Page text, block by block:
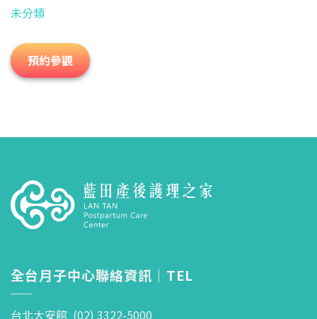
未分類
預約參觀
全台月子中心聯絡資訊｜TEL
台北大安館 (02) 3322-5000